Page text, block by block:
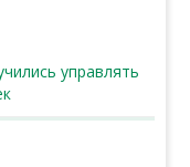
управлять